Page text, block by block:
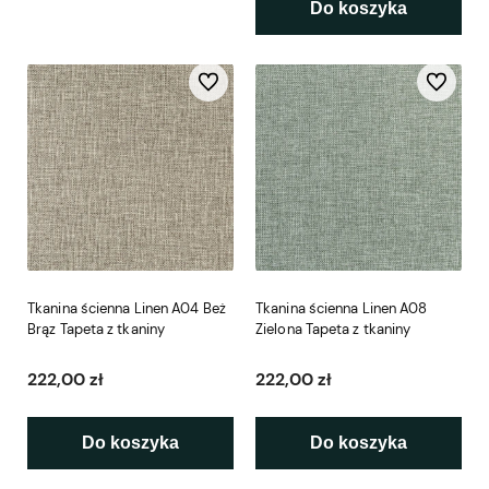
Do koszyka
Tkanina ścienna Linen A04 Beż
Brąz Tapeta z tkaniny
222,00 zł
Do koszyka
Do ulubionych
Tkanina ścienna Linen A08
Zielona Tapeta z tkaniny
222,00 zł
Do koszyka
Do